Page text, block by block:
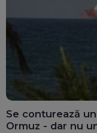
Se conturează
Ormuz - dar nu